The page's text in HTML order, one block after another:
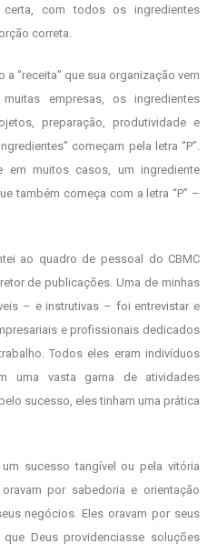
com todos os ingredientes
correta.
“receita” que sua organização vem
empresas, os ingredientes
preparação, produtividade e
começam pela letra “P”.
em muitos casos, um ingrediente
também começa com a letra “P” –
ao quadro de pessoal do CBMC
de publicações. Uma de minhas
– e instrutivas – foi entrevistar e
e profissionais dedicados
Todos eles eram indivíduos
uma vasta gama de atividades
sucesso, eles tinham uma prática
sucesso tangível ou pela vitória
por sabedoria e orientação
negócios. Eles oravam por seus
Deus providenciasse soluções